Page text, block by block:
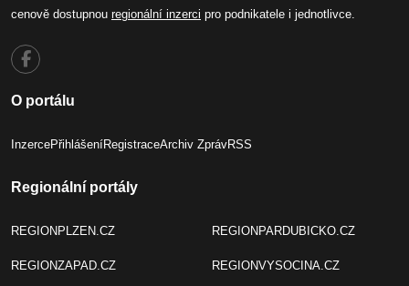
cenově dostupnou regionální inzerci pro podnikatele i jednotlivce.
O portálu
InzercePřihlášeníRegistraceArchiv ZprávRSS
Regionální portály
REGIONPLZEN.CZ
REGIONZAPAD.CZ
REGIONPARDUBICKO.CZ
REGIONVYSOCINA.CZ